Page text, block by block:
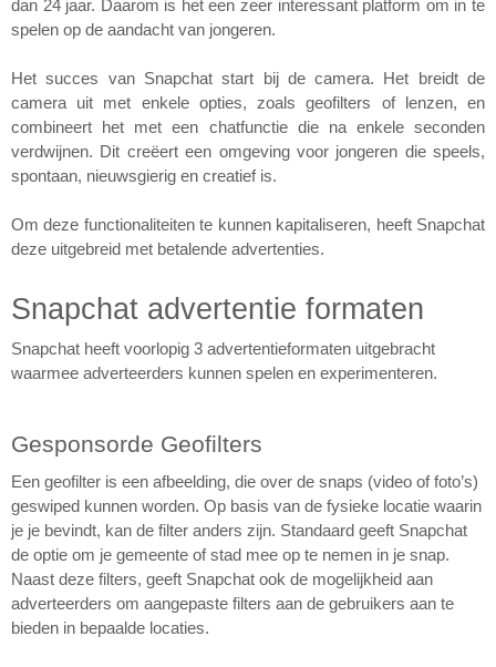
Laura Verhelst
Lena Pignoloni
Leonard Dierickx
Linda Kraim
Lore Fierens
Lotte Vranckx
Louis Nassogne
Lucas Taels
Margaux Marien
Margaux Snakkers
Mathias Segers
Matthias Langenaeker
dan 24 jaar. Daarom is het een zeer interessant platform om in te
spelen op de aandacht van jongeren.
Het succes van Snapchat start bij de camera. Het breidt de
camera uit met enkele opties, zoals geofilters of lenzen, en
combineert het met een chatfunctie die na enkele seconden
verdwijnen. Dit creëert een omgeving voor jongeren die speels,
spontaan, nieuwsgierig en creatief is.
Om deze functionaliteiten te kunnen kapitaliseren, heeft Snapchat
deze uitgebreid met betalende advertenties.
Snapchat advertentie formaten
Snapchat heeft voorlopig 3 advertentieformaten uitgebracht
waarmee adverteerders kunnen spelen en experimenteren.
Gesponsorde Geofilters
Een geofilter is een afbeelding, die over de snaps (video of foto’s)
geswiped kunnen worden. Op basis van de fysieke locatie waarin
je je bevindt, kan de filter anders zijn. Standaard geeft Snapchat
de optie om je gemeente of stad mee op te nemen in je snap.
Naast deze filters, geeft Snapchat ook de mogelijkheid aan
adverteerders om aangepaste filters aan de gebruikers aan te
bieden in bepaalde locaties.